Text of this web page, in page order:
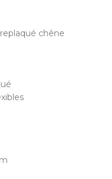
chêne